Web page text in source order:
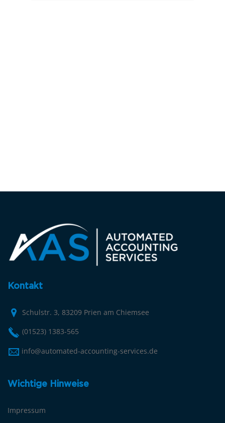
Kontakt
Schulstr. 3, 83209 Prien am Chiemsee
(01523) 1383-565
info@automated-accounting-services.de
Wichtige Hinweise
Impressum